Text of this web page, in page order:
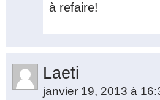
à refaire!
Laeti
janvier 19, 2013 à